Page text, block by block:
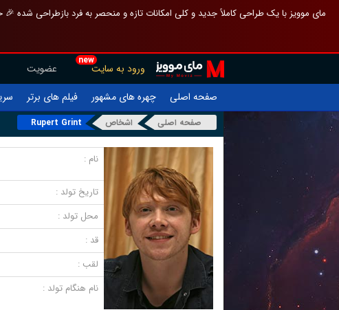
مای موویز با یک طراحی کاملاً جدید و کلی امکانات تازه و منحصر به فرد بازطراحی
new
ورود به سایت عضویت
صفحه اصلی
چهره های مشهور فیلم های برتر
صفحه اصلی اشخاص Rupert Grint
نام :
تاریخ تولد :
محل تولد :
قد :
لقب :
نام هنگام تولد :